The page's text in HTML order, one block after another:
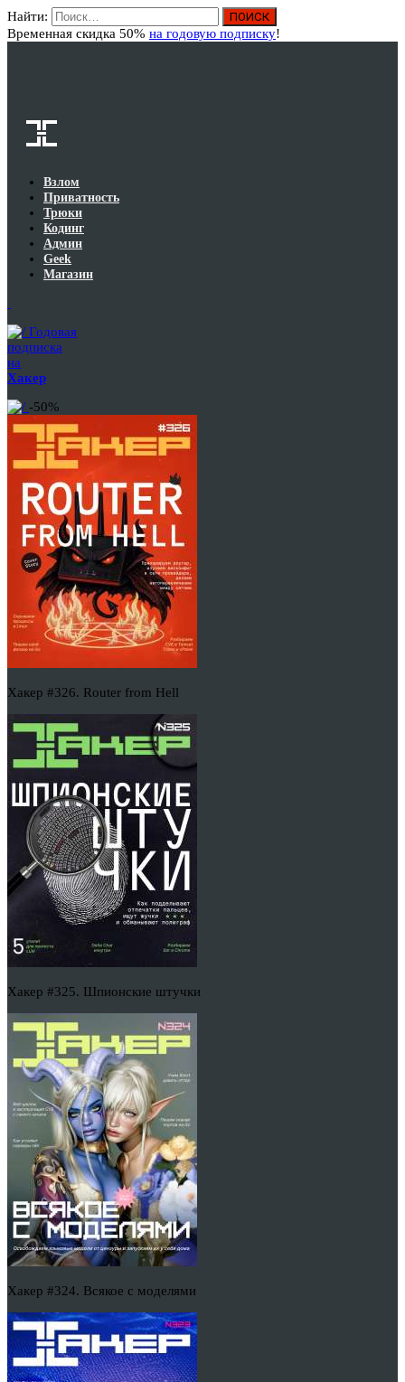
Найти:
Временная скидка 50% на годовую подписку!
Взлом
Приватность
Трюки
Кодинг
Админ
Geek
Магазин
Годовая
подписка
на
Хакер
-50%
Хакер #326. Router from Hell
Хакер #325. Шпионские штучки
Хакер #324. Всякое с моделями